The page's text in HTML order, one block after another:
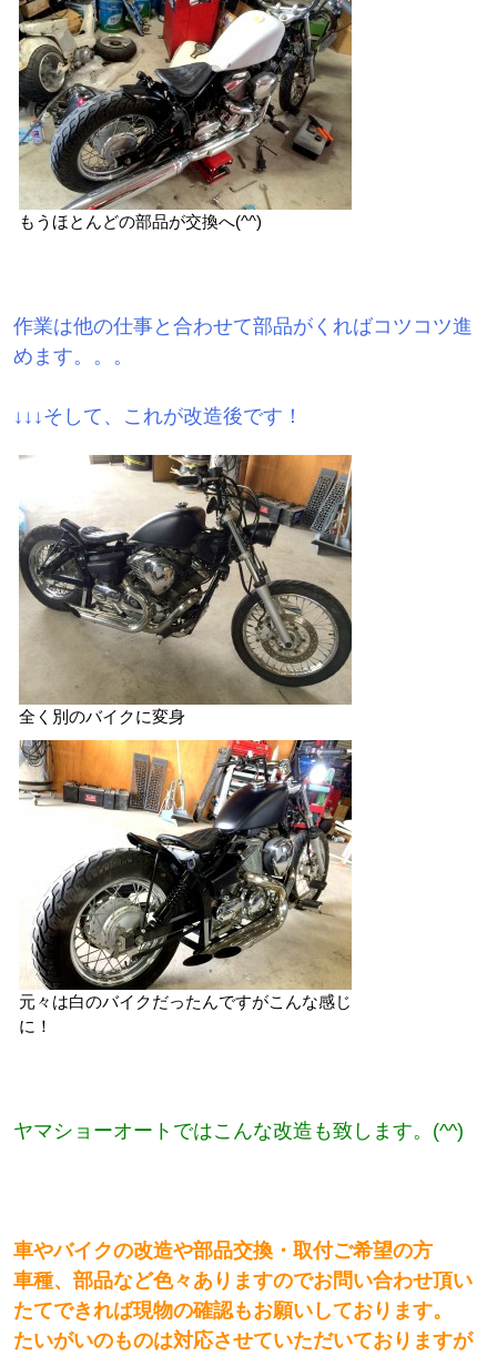
もうほとんどの部品が交換へ(^^)
作業は他の仕事と合わせて部品がくればコツコツ進
めます。。。
↓↓↓そして、これが改造後です！
全く別のバイクに変身
元々は白のバイクだったんですがこんな感じ
に！
ヤマショーオートではこんな改造も致します。(^^)
車やバイクの改造や部品交換・取付ご希望の方
車種、部品など色々ありますのでお問い合わせ頂い
たてできれば現物の確認もお願いしております。
たいがいのものは対応させていただいておりますが